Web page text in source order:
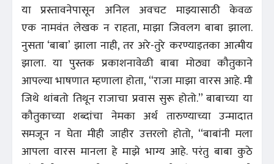
या प्रस्तावनेपासून अनिल अवचट माझ्यासाठी केवळ
एक नामवंत लेखक न राहता, माझा जिवलग बाबा झाला.
नुसता ‘बाबा’ झाला नाही, तर अरे-तुरे करण्याइतका आत्मीय
झाला. या पुस्तक प्रकाशनावेळी बाबा मोठ्या कौतुकाने
आपल्या भाषणात म्हणाला होता, ‘‘राजा माझा वारस आहे. मी
जिथे थांबतो तिथून राजाचा प्रवास सुरू होतो.’’ बाबाच्या या
कौतुकाच्या शब्दांचा नेमका अर्थ तारुण्याच्या उन्मादात
समजून न घेता मीही जाहीर उत्तरलो होतो, ‘‘बाबांनी मला
आपला वारस मानला हे माझे भाग्य आहे. परंतु बाबा कुठे